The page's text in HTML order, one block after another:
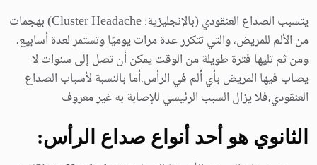
يتسبب الصداع العنقودي (بالإنجليزية: Cluster Headache) بهجمات
من الألم للمريض، والتي تتكرر عدة مرات يوميًا وتستمر لعدة أسابيع،
ومن ثم تليها فترة طويلة من الوقت يمكن أن تصل إلى سنوات لا
يصاب فيها المريض بأي ألم في الرأس.أما بالنسبة لأسباب الصداع
العنقودي،فلا يزال السبب الرئيسي للإصابة به غير معروف
الثانوي هو أحد أنواع صداع الرأس: